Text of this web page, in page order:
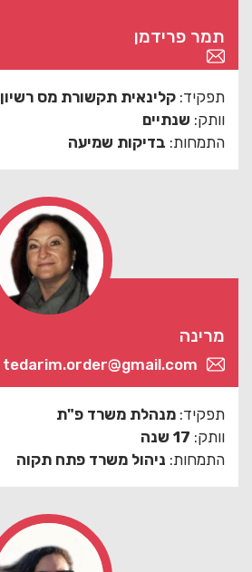
תמר פרידמן
תפקיד: קלינאית תקשורת מס רשיון 13-154917
וותק: שנתיים
התמחות: בדיקות שמיעה
מרינה
tedarim.order@gmail.com
תפקיד: מנהלת משרד פ"ת
וותק: 17 שנה
התמחות: ניהול משרד פתח תקוה